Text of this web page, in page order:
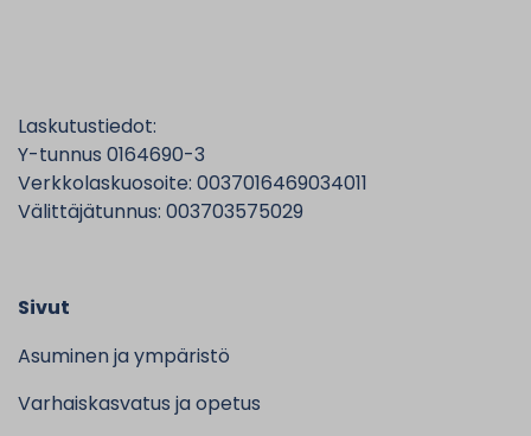
Laskutustiedot:
Y-tunnus 0164690-3
Verkkolaskuosoite: 0037016469034011
Välittäjätunnus: 003703575029
Sivut
Asuminen ja ympäristö
Varhaiskasvatus ja opetus